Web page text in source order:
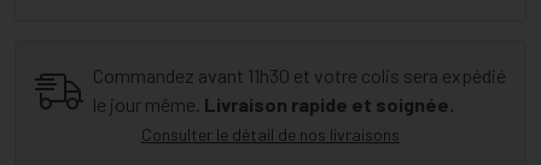
Commandez avant 11h30 et votre colis sera expédié
le jour même. Livraison rapide et soignée.
Consulter le détail de nos livraisons